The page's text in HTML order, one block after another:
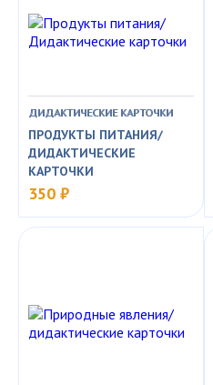
ДИДАКТИЧЕСКИЕ КАРТОЧКИ
ПРОДУКТЫ ПИТАНИЯ/
ДИДАКТИЧЕСКИЕ
КАРТОЧКИ
350 ₽